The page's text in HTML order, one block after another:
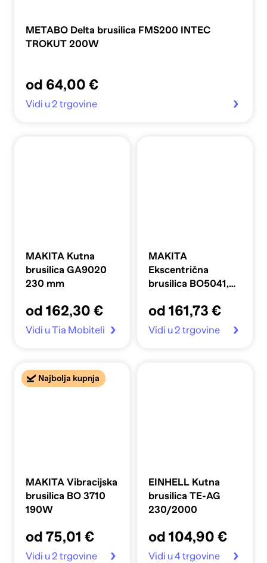
METABO Delta brusilica FMS200 INTEC
TROKUT 200W
od 64,00 €
Vidi u 2 trgovine
MAKITA Kutna
brusilica GA9020
230 mm
od 162,30 €
Vidi u Tia Mobiteli
MAKITA
Ekscentrična
brusilica BO5041,
od 161,73 €
Vidi u 2 trgovine
Najbolja kupnja
MAKITA Vibracijska
brusilica BO 3710
190W
od 75,01 €
Vidi u 2 trgovine
EINHELL Kutna
brusilica TE-AG
230/2000
od 104,90 €
Vidi u 4 trgovine